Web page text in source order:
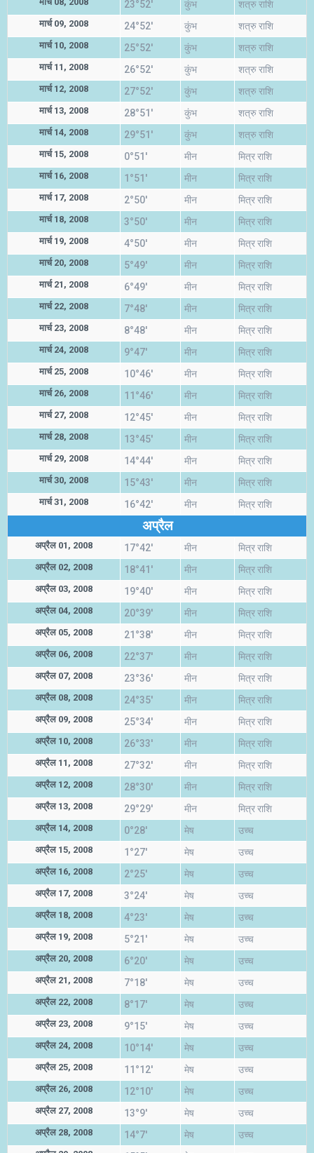
23°52' कुंभ शत्रु राशि
मार्च 09, 2008 24°52' कुंभ शत्रु राशि
मार्च 10, 2008 25°52' कुंभ शत्रु राशि
मार्च 11, 2008 26°52' कुंभ शत्रु राशि
मार्च 12, 2008 27°52' कुंभ शत्रु राशि
मार्च 13, 2008 28°51' कुंभ शत्रु राशि
मार्च 14, 2008 29°51' कुंभ शत्रु राशि
मार्च 15, 2008 0°51' मीन मित्र राशि
मार्च 16, 2008 1°51' मीन मित्र राशि
मार्च 17, 2008 2°50' मीन मित्र राशि
मार्च 18, 2008 3°50' मीन मित्र राशि
मार्च 19, 2008 4°50' मीन मित्र राशि
मार्च 20, 2008 5°49' मीन मित्र राशि
मार्च 21, 2008 6°49' मीन मित्र राशि
मार्च 22, 2008 7°48' मीन मित्र राशि
मार्च 23, 2008 8°48' मीन मित्र राशि
मार्च 24, 2008 9°47' मीन मित्र राशि
मार्च 25, 2008 10°46' मीन मित्र राशि
मार्च 26, 2008 11°46' मीन मित्र राशि
मार्च 27, 2008 12°45' मीन मित्र राशि
मार्च 28, 2008 13°45' मीन मित्र राशि
मार्च 29, 2008 14°44' मीन मित्र राशि
मार्च 30, 2008 15°43' मीन मित्र राशि
मार्च 31, 2008 16°42' मीन मित्र राशि
अप्रैल
अप्रैल 01, 2008 17°42' मीन मित्र राशि
अप्रैल 02, 2008 18°41' मीन मित्र राशि
अप्रैल 03, 2008 19°40' मीन मित्र राशि
अप्रैल 04, 2008 20°39' मीन मित्र राशि
अप्रैल 05, 2008 21°38' मीन मित्र राशि
अप्रैल 06, 2008 22°37' मीन मित्र राशि
अप्रैल 07, 2008 23°36' मीन मित्र राशि
अप्रैल 08, 2008 24°35' मीन मित्र राशि
अप्रैल 09, 2008 25°34' मीन मित्र राशि
अप्रैल 10, 2008 26°33' मीन मित्र राशि
अप्रैल 11, 2008 27°32' मीन मित्र राशि
अप्रैल 12, 2008 28°30' मीन मित्र राशि
अप्रैल 13, 2008 29°29' मीन मित्र राशि
अप्रैल 14, 2008 0°28' मेष उच्च
अप्रैल 15, 2008 1°27' मेष उच्च
अप्रैल 16, 2008 2°25' मेष उच्च
अप्रैल 17, 2008 3°24' मेष उच्च
अप्रैल 18, 2008 4°23' मेष उच्च
अप्रैल 19, 2008 5°21' मेष उच्च
अप्रैल 20, 2008 6°20' मेष उच्च
अप्रैल 21, 2008 7°18' मेष उच्च
अप्रैल 22, 2008 8°17' मेष उच्च
अप्रैल 23, 2008 9°15' मेष उच्च
अप्रैल 24, 2008 10°14' मेष उच्च
अप्रैल 25, 2008 11°12' मेष उच्च
अप्रैल 26, 2008 12°10' मेष उच्च
अप्रैल 27, 2008 13°9' मेष उच्च
अप्रैल 28, 2008 14°7' मेष उच्च